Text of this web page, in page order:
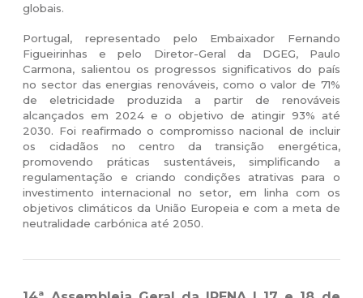
globais.
Portugal, representado pelo Embaixador Fernando
Figueirinhas e pelo Diretor-Geral da DGEG, Paulo
Carmona, salientou os progressos significativos do país
no sector das energias renováveis, como o valor de 71%
de eletricidade produzida a partir de renováveis
alcançados em 2024 e o objetivo de atingir 93% até
2030. Foi reafirmado o compromisso nacional de incluir
os cidadãos no centro da transição energética,
promovendo práticas sustentáveis, simplificando a
regulamentação e criando condições atrativas para o
investimento internacional no setor, em linha com os
objetivos climáticos da União Europeia e com a meta de
neutralidade carbónica até 2050.